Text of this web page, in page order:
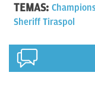
TEMAS:
Sheriff Tiraspol